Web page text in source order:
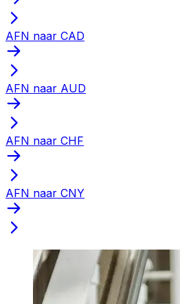
AFN naar CAD
AFN naar AUD
AFN naar CHF
AFN naar CNY